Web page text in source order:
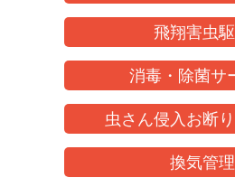
飛翔害虫
消毒・除菌サ
虫さん侵入お断
換気管理